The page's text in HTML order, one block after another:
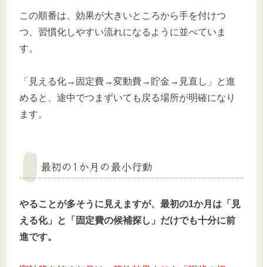
この順番は、効果が大きいところから手を付けつ
つ、習慣化しやすい流れになるように並べていま
す。
「見える化→固定費→変動費→貯金→見直し」と進
めると、途中でつまずいても戻る場所が明確になり
ます。
最初の1か月の最小行動
やることが多そうに見えますが、最初の1か月は「見
える化」と「固定費の候補探し」だけでも十分に前
進です。